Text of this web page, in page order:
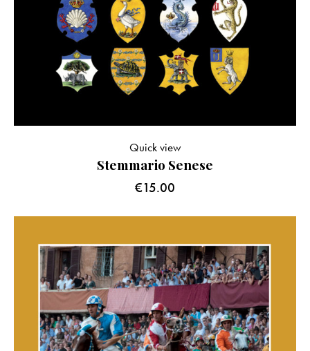
Stemmario Senese
€15.00
Quick view